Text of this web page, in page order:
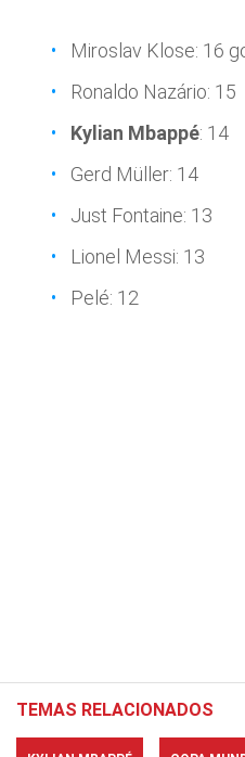
Miroslav Klose: 16
Ronaldo Nazário: 15
Kylian Mbappé: 14
Gerd Müller: 14
Just Fontaine: 13
Lionel Messi: 13
Pelé: 12
TEMAS RELACIONADOS